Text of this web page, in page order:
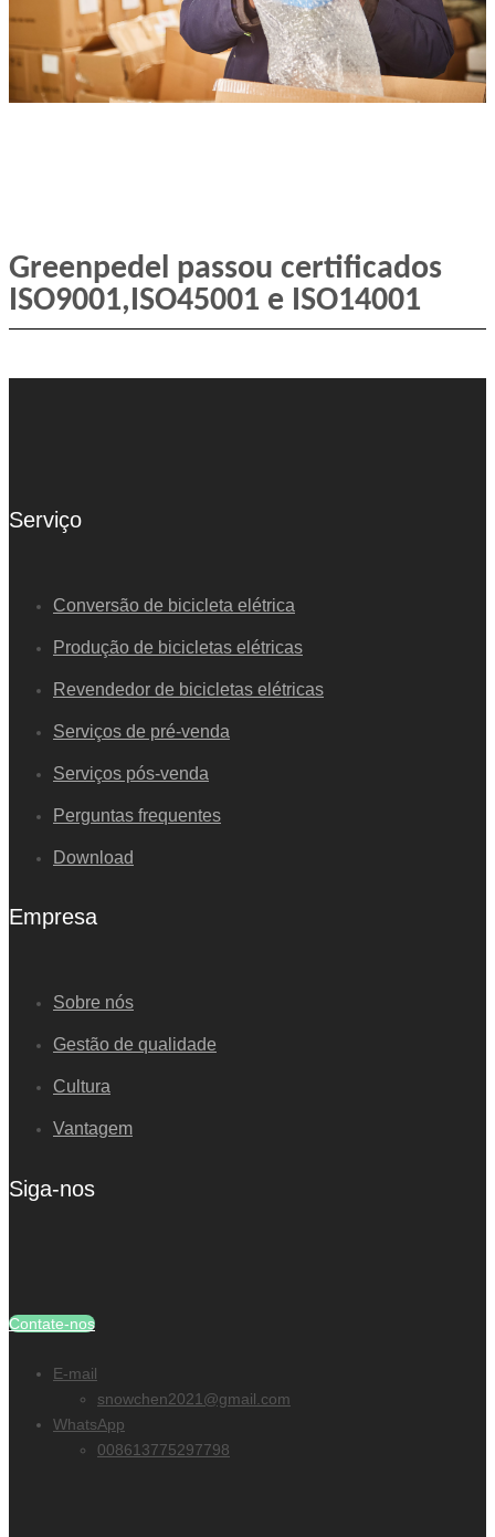
Greenpedel passou certificados
ISO9001,ISO45001 e ISO14001
Serviço
Conversão de bicicleta elétrica
Produção de bicicletas elétricas
Revendedor de bicicletas elétricas
Serviços de pré-venda
Serviços pós-venda
Perguntas frequentes
Download
Empresa
Sobre nós
Gestão de qualidade
Cultura
Vantagem
Siga-nos
Contate-nos
E-mail
snowchen2021@gmail.com
WhatsApp
008613775297798